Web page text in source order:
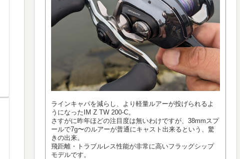
ラインキャパを減らし、より軽量ルアーが投げられるよ
うになったIM Z TW 200-C。
さすがに昨年ほどの注目度は無いわけですが、38mmスプ
ールで7g〜のルアーが普通にキャスト出来るという、驚
きの出来。
飛距離・トラブルレス性能が非常に高いフラッグシップ
モデルです。